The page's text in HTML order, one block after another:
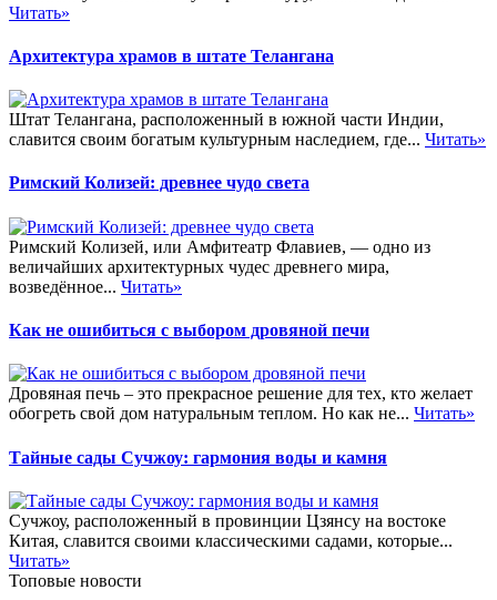
Читать»
Архитектура храмов в штате Телангана
Штат Телангана, расположенный в южной части Индии,
славится своим богатым культурным наследием, где... Читать»
Римский Колизей: древнее чудо света
Римский Колизей, или Амфитеатр Флавиев, — одно из
величайших архитектурных чудес древнего мира,
возведённое... Читать»
Как не ошибиться с выбором дровяной печи
Дровяная печь – это прекрасное решение для тех, кто желает
обогреть свой дом натуральным теплом. Но как не... Читать»
Тайные сады Сучжоу: гармония воды и камня
Сучжоу, расположенный в провинции Цзянсу на востоке
Китая, славится своими классическими садами, которые...
Читать»
Топовые новости